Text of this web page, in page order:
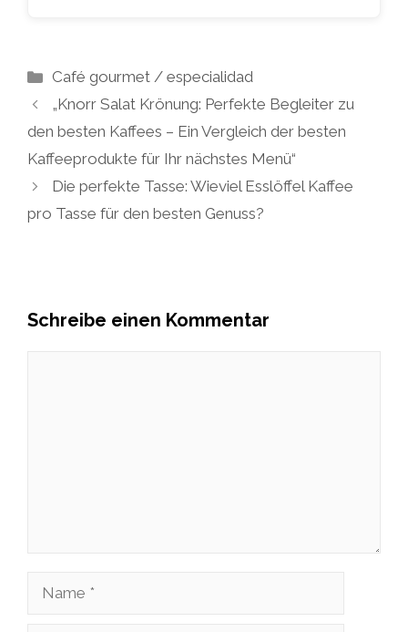
Kategorien
Café gourmet / especialidad
„Knorr Salat Krönung: Perfekte Begleiter zu
den besten Kaffees – Ein Vergleich der besten
Kaffeeprodukte für Ihr nächstes Menü“
Die perfekte Tasse: Wieviel Esslöffel Kaffee
pro Tasse für den besten Genuss?
Schreibe einen Kommentar
Name